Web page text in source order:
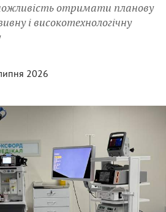
отримати планову
і високотехнологічну
2026